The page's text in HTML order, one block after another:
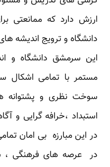
ارزش دارد که ممانعتی
دانشگاه و ترویج اندیشه
این سرمشق دانشگاه و
مستمر با تمامی اشکال
سوخت نظری و پشتوانه
استبداد ،خرافه گرایی و
در این مبارزه بی امان
در عرصه های فرهنگی ،